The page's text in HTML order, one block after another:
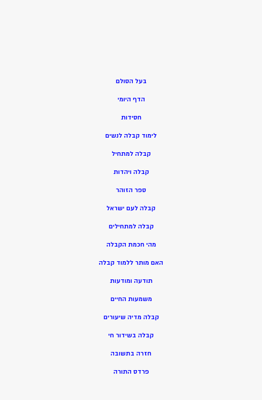
בעל הסולם
הדף היומי
חסידות
לימוד קבלה לנשים
קבלה למתחיל
קבלה ויהדות
ספר הזוהר
קבלה לעם ישראל
קבלה למתחילים
מהי חכמת הקבלה
האם מותר ללמוד קבלה
תודעה ומודעות
משמעות החיים
קבלה מדיה שיעורים
קבלה בשידור חי
חזרה בתשובה
פרדס התורה